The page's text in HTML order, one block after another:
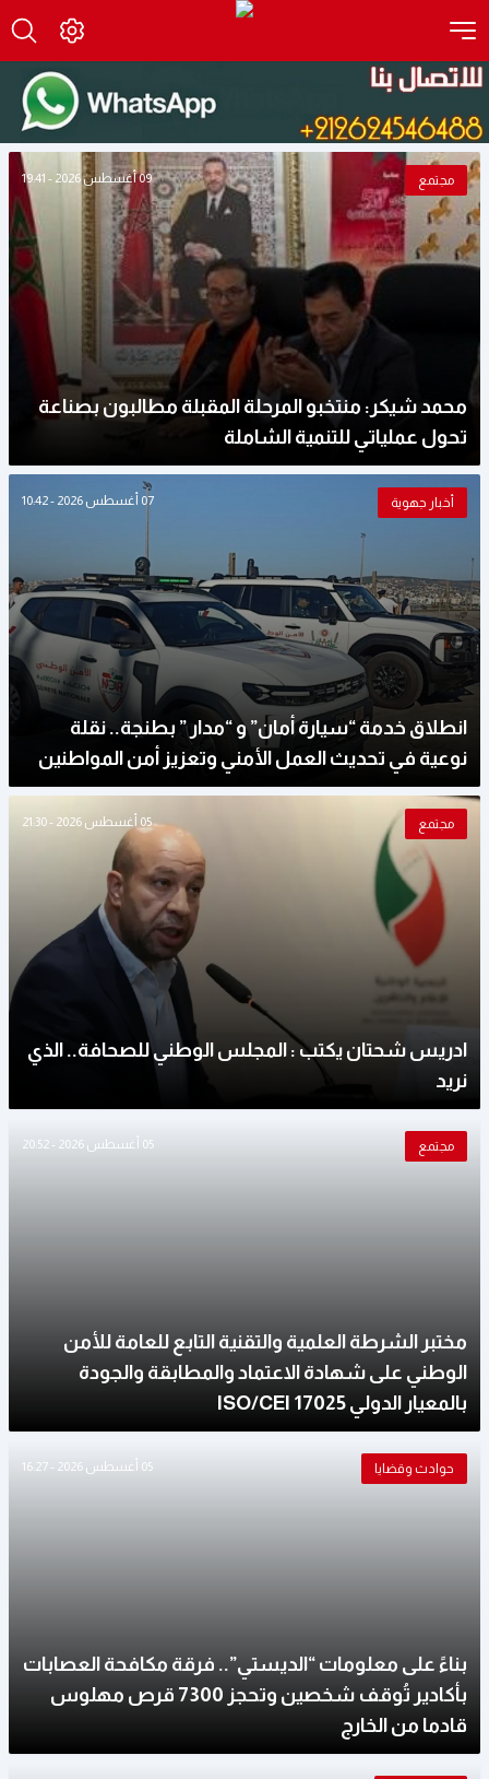
مجتمع 09 أغسطس 2026 - 19:41
محمد شيكر: منتخبو المرحلة المقبلة مطالبون بصناعة
تحول عملياتي للتنمية الشاملة
أخبار جهوية 07 أغسطس 2026 - 10:42
انطلاق خدمة “سيارة أمان” و “مدار ” بطنجة.. نقلة
نوعية في تحديث العمل الأمني وتعزيز أمن المواطنين
مجتمع 05 أغسطس 2026 - 21:30
ادريس شحتان يكتب : المجلس الوطني للصحافة.. الذي
نريد
مجتمع 05 أغسطس 2026 - 20:52
مختبر الشرطة العلمية والتقنية التابع للعامة للأمن
الوطني على شهادة الاعتماد والمطابقة والجودة
بالمعيار الدولي ISO/CEI 17025
حوادث وقضايا 05 أغسطس 2026 - 16:27
بناءً على معلومات “الديستي”.. فرقة مكافحة العصابات
بأكادير تُوقف شخصين وتحجز 7300 قرص مهلوس
قادما من الخارج